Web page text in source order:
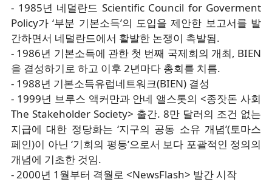
- 1985년 네덜란드 Scientific Council for Goverment
Policy가 ‘부분 기본소득’의 도입을 제안한 보고서를 발
간하면서 네덜란드에서 활발한 논쟁이 촉발됨.
- 1986년 기본소득에 관한 첫 번째 국제회의 개최, BIEN
을 결성하기로 하고 이후 2년마다 총회를 치름.
- 1988년 기본소득유럽네트워크(BIEN) 결성
- 1999년 브루스 액커만과 안네 앨스톳의 <종잣돈 사회
The Stakeholder Society> 출간. 8만 달러의 조건 없는
지급에 대한 정당화는 ‘지구의 공동 소유 개념’(토마스
페인)이 아닌 ‘기회의 평등’으로서 보다 포괄적인 정의의
개념에 기초한 것임.
- 2000년 1월부터 격월로 <NewsFlash> 발간 시작